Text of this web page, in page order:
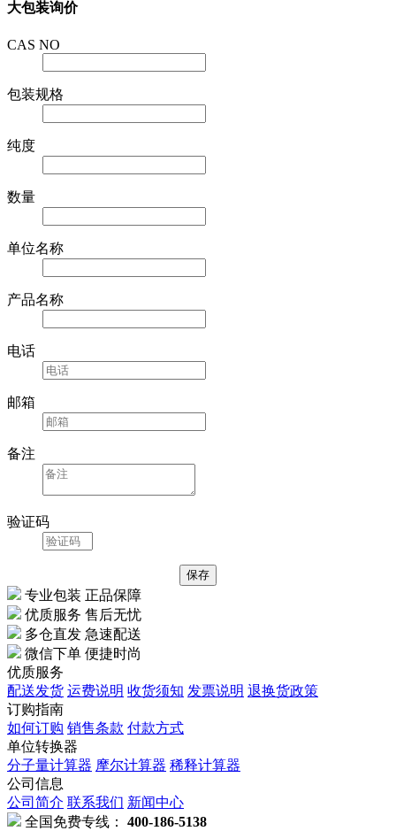
大包装询价
CAS NO
包装规格
纯度
数量
单位名称
产品名称
电话
邮箱
备注
验证码
专业包装 正品保障
优质服务 售后无忧
多仓直发 急速配送
微信下单 便捷时尚
优质服务
配送发货 运费说明 收货须知 发票说明 退换货政策
订购指南
如何订购 销售条款 付款方式
单位转换器
分子量计算器 摩尔计算器 稀释计算器
公司信息
公司简介 联系我们 新闻中心
全国免费专线： 400-186-5138